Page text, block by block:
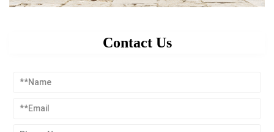
Contact Us